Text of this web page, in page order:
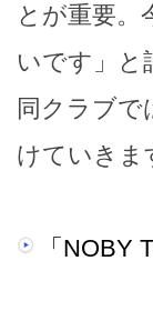
とが重要。
いです」と
同クラブで
けていきま
「NOBY